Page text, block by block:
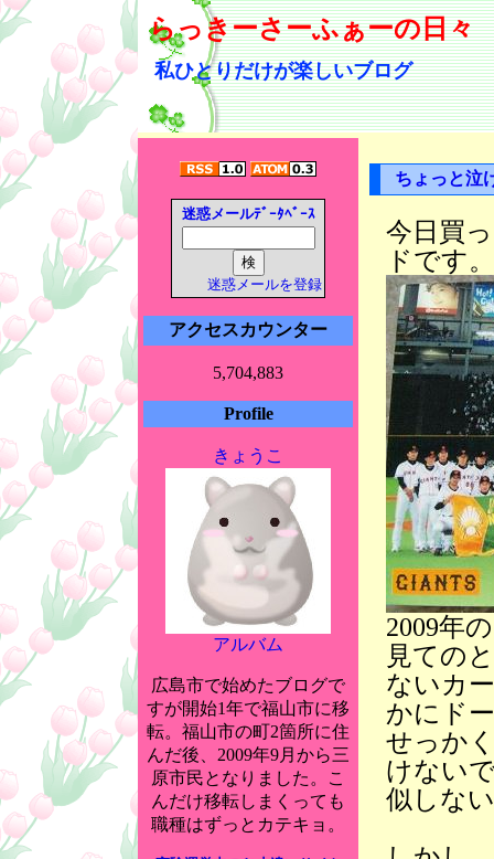
らっきーさーふぁーの日々
私ひとりだけが楽しいブログ
迷惑メールﾃﾞｰﾀﾍﾞｰｽ
迷惑メールを登録
アクセスカウンター
5,704,883
Profile
きょうこ
アルバム
広島市で始めたブログで
すが開始1年で福山市に移
転。福山市の町2箇所に住
んだ後、2009年9月から三
原市民となりました。こ
んだけ移転しまくっても
職種はずっとカテキョ。
ちょっと泣
今日買
ドです。
2009年
見ての
ないカ
かにド
せっか
けない
似しな